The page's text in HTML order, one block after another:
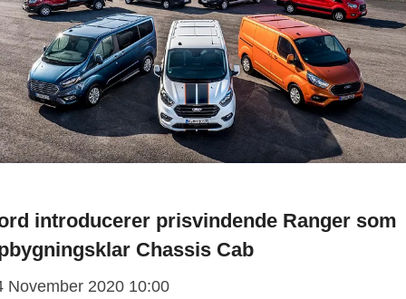
introducerer prisvindende Ranger som
Chassis Cab
November 2020 10:00